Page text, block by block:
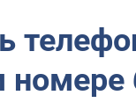
номере